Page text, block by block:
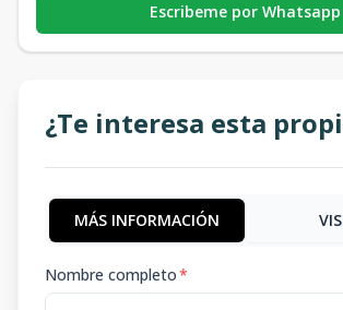
Escribeme por Whatsapp
¿Te interesa esta
MÁS INFORMACIÓN
Nombre completo*